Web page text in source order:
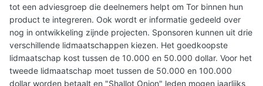
tot een adviesgroep die deelnemers helpt om Tor binnen hun
product te integreren. Ook wordt er informatie gedeeld over
nog in ontwikkeling zijnde projecten. Sponsoren kunnen uit drie
verschillende lidmaatschappen kiezen. Het goedkoopste
lidmaatschap kost tussen de 10.000 en 50.000 dollar. Voor het
tweede lidmaatschap moet tussen de 50.000 en 100.000
dollar worden betaalt en "Shallot Onion" leden mogen jaarlijks